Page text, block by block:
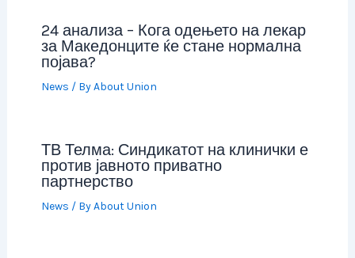
24 анализа – Кога одењето на лекар
за Македонците ќе стане нормална
појава?
News / ByAbout Union
ТВ Телма: Синдикатот на клинички е
против јавното приватно
партнерство
News / ByAbout Union